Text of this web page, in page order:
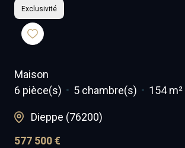
Exclusivité
Maison
6 pièce(s)
5 chambre(s) 154 m²
Dieppe (76200)
577 500 €